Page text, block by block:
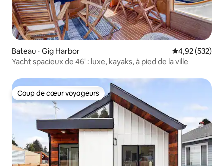
Bateau ⋅ Gig Harbor Évaluation
4,92 (532)
Yacht spacieux de 46' : luxe, kayaks, à pied de la ville
Coup de cœur voyageurs
Coup de cœur voyageurs